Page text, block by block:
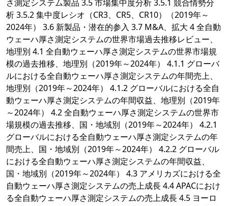
さ測定システム製品 3.5 市場集中度分析 3.5.1 競合情勢分
析 3.5.2 集中度レシオ（CR3、CR5、CR10）（2019年～
2024年） 3.6 新製品・潜在的参入 3.7 M&A、拡大 4 全自動
ウェーハ厚さ測定システムの世界市場過去推移レビュー、
地理別 4.1 全自動ウェーハ厚さ測定システムの世界市場規
模の過去推移、地理別（2019年～2024年） 4.1.1 グローバ
ルにおける全自動ウェーハ厚さ測定システムの年間売上、
地理別（2019年～2024年） 4.1.2 グローバルにおける全自
動ウェーハ厚さ測定システムの年間収益、地理別（2019年
～2024年） 4.2 全自動ウェーハ厚さ測定システムの世界市
場規模の過去推移、国・地域別（2019年～2024年） 4.2.1
グローバルにおける全自動ウェーハ厚さ測定システムの年
間売上、国・地域別（2019年～2024年） 4.2.2 グローバル
における全自動ウェーハ厚さ測定システムの年間収益、
国・地域別（2019年～2024年） 4.3 アメリカズにおける全
自動ウェーハ厚さ測定システムの売上成長 4.4 APACにおけ
る全自動ウェーハ厚さ測定システムの売上成長 4.5 ヨーロ